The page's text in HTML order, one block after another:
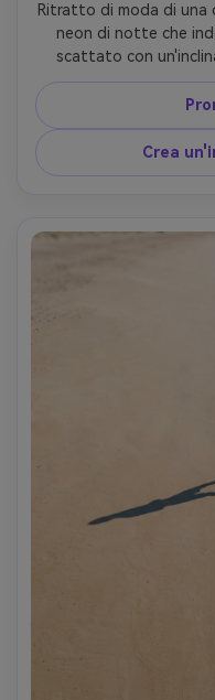
Ritratto di moda di una
neon di notte che
scattato con
energia nervosa,
colorate, sorriso sicuro,
f/1.4, occhi nitidi,
notte ad alto
Crea